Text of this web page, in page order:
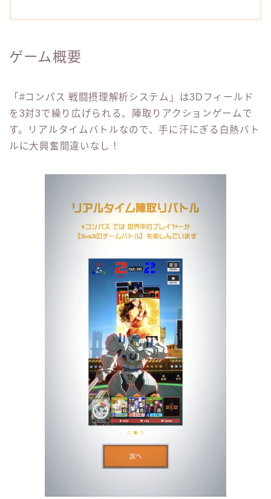
ゲーム概要
「#コンパス 戦闘摂理解析システム」は3Dフィールド
を3対3で繰り広げられる、陣取りアクションゲームで
す。リアルタイムバトルなので、手に汗にぎる白熱バト
ルに大興奮間違いなし！